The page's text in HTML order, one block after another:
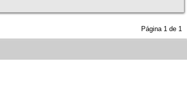
Página 1 de 1